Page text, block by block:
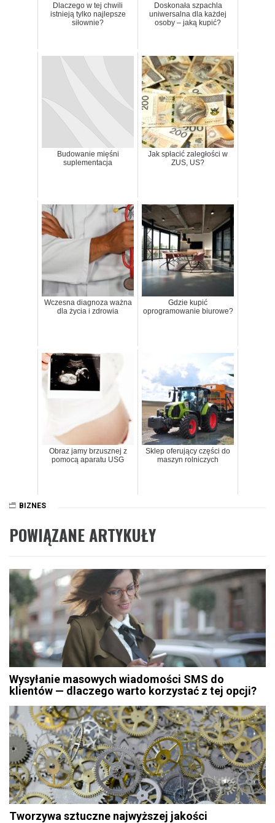
Dlaczego w tej chwili
istnieją tylko najlepsze
siłownie?
Doskonała szpachla
uniwersalna dla każdej
osoby – jaką kupić?
Budowanie mięśni
suplementacja
Jak spłacić zaległości w
ZUS, US?
Wczesna diagnoza ważna
dla życia i zdrowia
Gdzie kupić
oprogramowanie biurowe?
Obraz jamy brzusznej z
pomocą aparatu USG
Sklep oferujący części do
maszyn rolniczych
BIZNES
POWIĄZANE ARTYKUŁY
Wysyłanie masowych wiadomości SMS do
klientów — dlaczego warto korzystać z tej opcji?
Tworzywa sztuczne najwyższej jakości